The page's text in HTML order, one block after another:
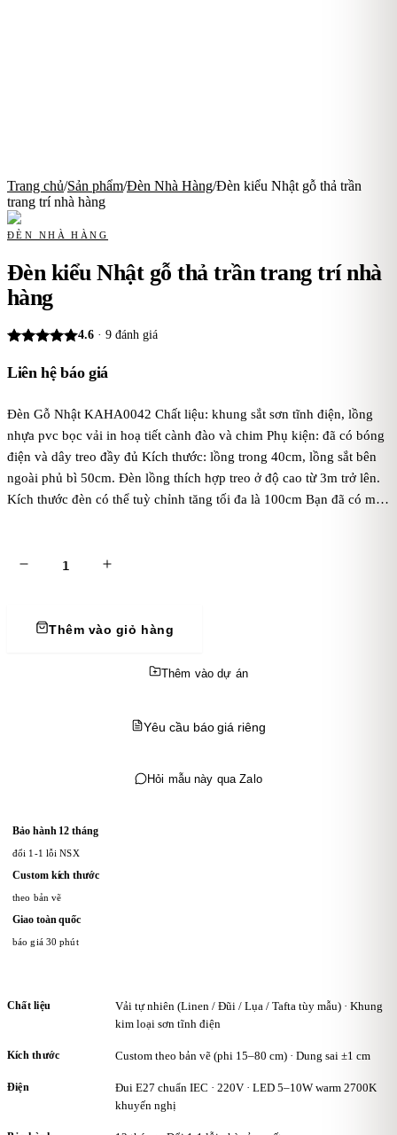
Trang chủ/Sản phẩm/Đèn Nhà Hàng/Đèn kiểu Nhật gỗ thả trần
trang trí nhà hàng
ĐÈN NHÀ HÀNG
Đèn kiểu Nhật gỗ thả trần trang trí nhà
hàng
4.6 · 9 đánh giá
Liên hệ báo giá
Đèn Gỗ Nhật KAHA0042 Chất liệu: khung sắt sơn tĩnh điện, lồng
nhựa pvc bọc vải in hoạ tiết cành đào và chim Phụ kiện: đã có bóng
điện và dây treo đầy đủ Kích thước: lồng trong 40cm, lồng sắt bên
ngoài phủ bì 50cm. Đèn lồng thích hợp treo ở độ cao từ 3m trở lên.
Kích thước đèn có thể tuỳ chỉnh tăng tối đa là 100cm Bạn đã có mẫu
KAHA® Chính sách bảo hành dài hạn và đổi trả linh hoạt (xảy ra lỗi
chất lượng sản phẩm. Tùy chỉnh sản phẩm theo yêu cầu: Thiết kế và
trợ khách hàng trong việc cá nhân hóa sản phẩm, từ màu sắc, kích
Giảm giá theo bậc khi khách hàng mua đơn hàng số lượng lớn, đặc
kiện. Chính sách này giúp tạo sự khuyến khích mua sắm và hợp tác
thân thiết: Khách hàng thân thiết của KAHA được tích điểm cho mỗi
đơn hàng, sau đó có thể sử dụng điểm để nhận ưu đãi trong các lần
mua tiếp theo hoặc nhận quà tặng từ KAHA.
Thêm vào giỏ hàng
Thêm vào dự án
Yêu cầu báo giá riêng
Hỏi mẫu này qua Zalo
Bảo hành 12 tháng
đổi 1-1 lỗi NSX
Custom kích thước
theo bản vẽ
Giao toàn quốc
báo giá 30 phút
Chất liệu
Vải tự nhiên (Linen / Đũi / Lụa / Tafta tùy mẫu) · Khung
kim loại sơn tĩnh điện
Kích thước Custom theo bản vẽ (phi 15–80 cm) · Dung sai ±1 cm
Điện
Đui E27 chuẩn IEC · 220V · LED 5–10W warm 2700K
khuyến nghị